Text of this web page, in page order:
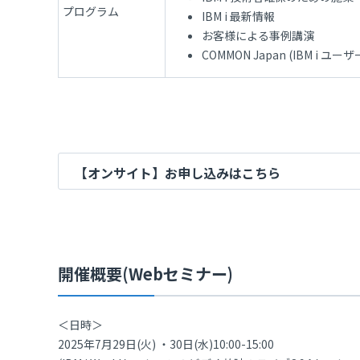
プログラム
IBM i 最新情報
お客様による事例講演
COMMON Japan (IBM i ユー
【オンサイト】お申し込みはこちら
開催概要(Webセミナー)
＜日時＞
2025年7月29日(火) ・30日(水)10:00-15:00